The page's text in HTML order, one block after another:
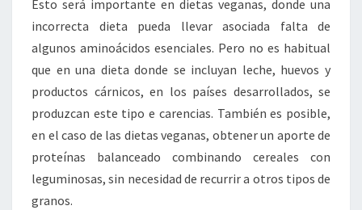
Esto será importante en dietas veganas, donde una
incorrecta dieta pueda llevar asociada falta de
algunos aminoácidos esenciales. Pero no es habitual
que en una dieta donde se incluyan leche, huevos y
productos cárnicos, en los países desarrollados, se
produzcan este tipo e carencias. También es posible,
en el caso de las dietas veganas, obtener un aporte de
proteínas balanceado combinando cereales con
leguminosas, sin necesidad de recurrir a otros tipos de
granos.